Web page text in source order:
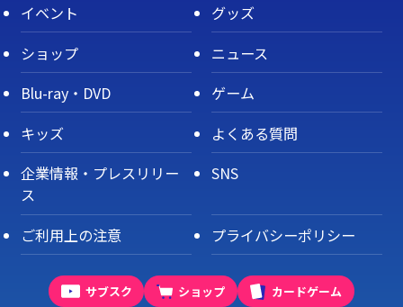
イベント
グッズ
ショップ
ニュース
Blu-ray・DVD
ゲーム
キッズ
よくある質問
企業情報・プレスリリー
ス
SNS
ご利用上の注意 プライバシーポリシー
サブスク ショップ カードゲーム